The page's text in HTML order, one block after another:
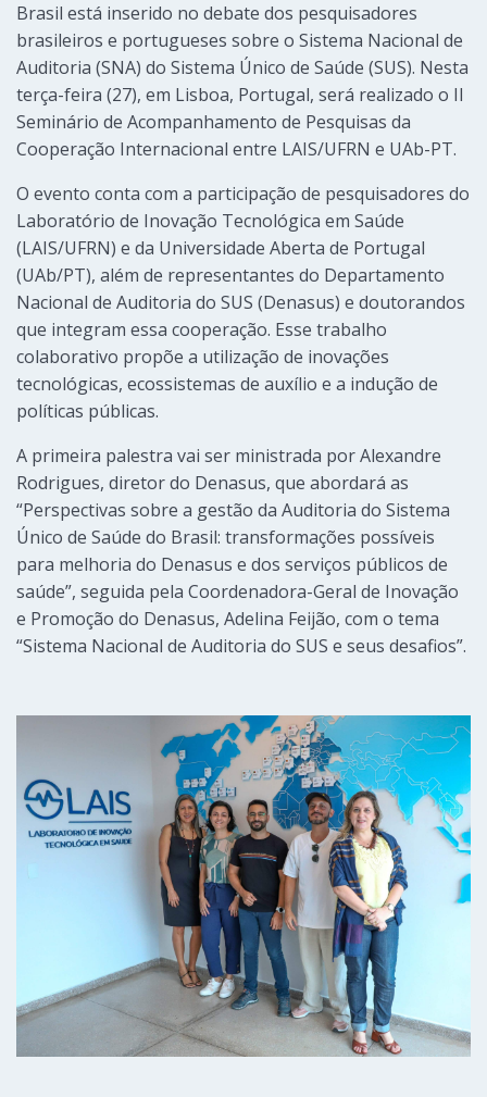
Brasil está inserido no debate dos pesquisadores
brasileiros e portugueses sobre o Sistema Nacional de
Auditoria (SNA) do Sistema Único de Saúde (SUS). Nesta
terça-feira (27), em Lisboa, Portugal, será realizado o II
Seminário de Acompanhamento de Pesquisas da
Cooperação Internacional entre LAIS/UFRN e UAb-PT.
O evento conta com a participação de pesquisadores do
Laboratório de Inovação Tecnológica em Saúde
(LAIS/UFRN) e da Universidade Aberta de Portugal
(UAb/PT), além de representantes do Departamento
Nacional de Auditoria do SUS (Denasus) e doutorandos
que integram essa cooperação. Esse trabalho
colaborativo propõe a utilização de inovações
tecnológicas, ecossistemas de auxílio e a indução de
políticas públicas.
A primeira palestra vai ser ministrada por Alexandre
Rodrigues, diretor do Denasus, que abordará as
“Perspectivas sobre a gestão da Auditoria do Sistema
Único de Saúde do Brasil: transformações possíveis
para melhoria do Denasus e dos serviços públicos de
saúde”, seguida pela Coordenadora-Geral de Inovação
e Promoção do Denasus, Adelina Feijão, com o tema
“Sistema Nacional de Auditoria do SUS e seus desafios”.